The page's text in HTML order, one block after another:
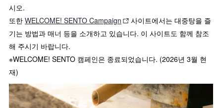
시오.
또한 WELCOME! SENTO Campaign
사이트에서는 대중탕을 즐
기는 방법과 매너 등을 소개하고 있습니다. 이 사이트도 함께 참조
해 주시기 바랍니다.
※WELCOME! SENTO 캠페인은 종료되었습니다. (2026년 3월 현
재)